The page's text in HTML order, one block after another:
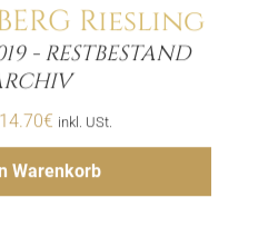
Riesling
- RESTBESTAND
Ursprünglicher
14.70€Aktueller
Preis
ist:
inkl. USt.
Warenkorb
Menge
Hinzufügen